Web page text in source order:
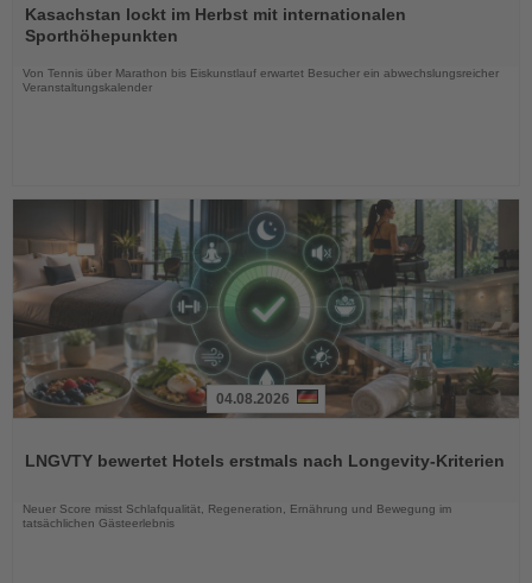
Sie
die
Nachrichten
Kasachstan lockt im Herbst mit internationalen
Sporthöhepunkten
Von Tennis über Marathon bis Eiskunstlauf erwartet Besucher ein abwechslungsreicher
Veranstaltungskalender
die
04.08.2026
LNGVTY bewertet Hotels erstmals nach Longevity-Kriterien
Neuer Score misst Schlafqualität, Regeneration, Ernährung und Bewegung im
tatsächlichen Gästeerlebnis